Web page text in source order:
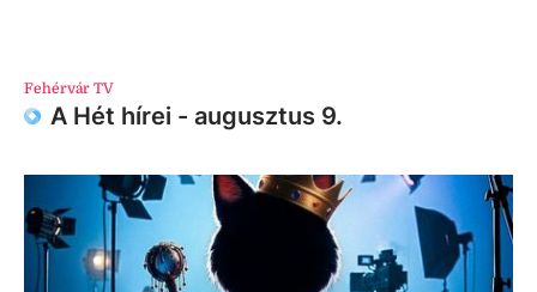
Fehérvár TV
A Hét hírei - augusztus 9.